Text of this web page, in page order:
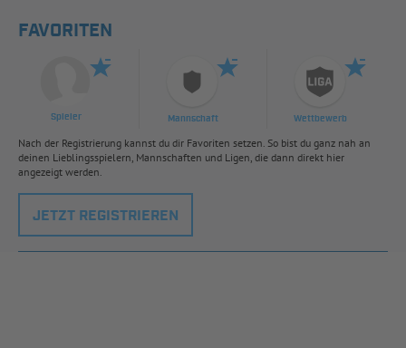
FAVORITEN
Spieler Mannschaft Wettbewerb
Nach der Registrierung kannst du dir Favoriten setzen. So bist du ganz nah an
deinen Lieblingsspielern, Mannschaften und Ligen, die dann direkt hier
angezeigt werden.
JETZT REGISTRIEREN